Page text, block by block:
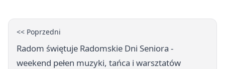
<< Poprzedni
Radom świętuje Radomskie Dni Seniora -
weekend pełen muzyki, tańca i warsztatów